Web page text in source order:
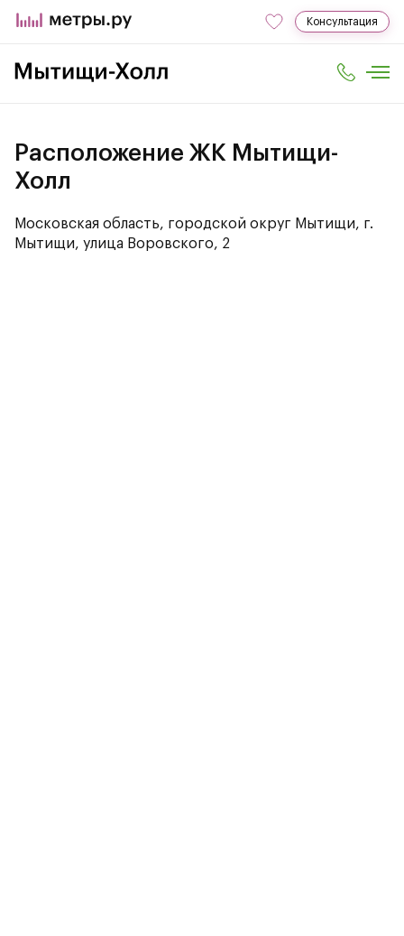
Консультация
Расположение ЖК Мытищи-
Холл
Московская область, городской округ Мытищи, г.
Мытищи, улица Воровского, 2